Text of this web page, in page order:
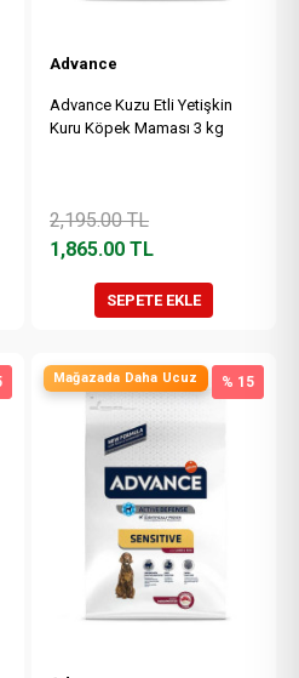
Advance
Advance Kuzu Etli Yetişkin
Kuru Köpek Maması 3 kg
2,195.00TL
1,865.00 TL
SEPETE EKLE
Mağazada Daha Ucuz % 15